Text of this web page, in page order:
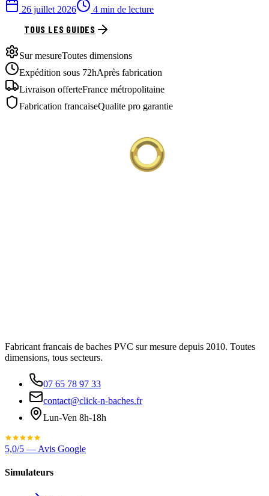
26 juillet 2026 4 min de lecture
TOUS LES GUIDES
Sur mesureToutes dimensions
Expédition sous 72hAprès fabrication
Livraison offerteFrance métropolitaine
Fabrication francaiseQualite pro garantie
Fabricant francais de baches PVC sur mesure depuis 2010. Toutes
dimensions, tous secteurs.
07 65 78 97 33
contact@click-n-baches.fr
Lun-Ven 8h-18h
5,0/5 — Avis Google
Simulateurs